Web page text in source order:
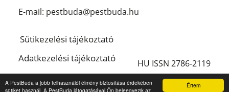
Értem
A PestBuda a jobb felhasználói élmény biztosítása érdekében
sütiket használ. A PestBuda látogatásával Ön beleegyezik az
E-mail: pestbuda@pestbuda.hu
Sütikezelési tájékoztató
Adatkezelési tájékoztató
Impresszum
HU ISSN 2786-2119